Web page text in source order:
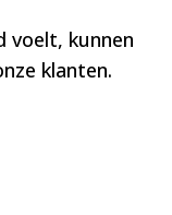
voelt, kunnen
klanten.